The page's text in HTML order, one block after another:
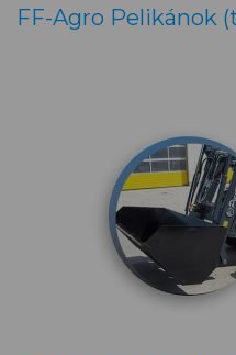
FF-Agro Pelikánok